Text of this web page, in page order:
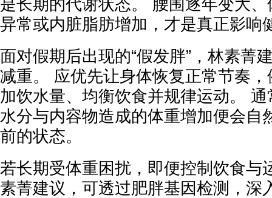
是长期的代谢状态。 腰围逐年变大
异常或内脏脂肪增加，才是真正影响
面对假期后出现的“假发胖”，林素菁
减重。 应优先让身体恢复正常节奏
加饮水量、均衡饮食并规律运动。
水分与内容物造成的体重增加便会自
前的状态。
若长期受体重困扰，即便控制饮食与
素菁建议，可透过肥胖基因检测，深